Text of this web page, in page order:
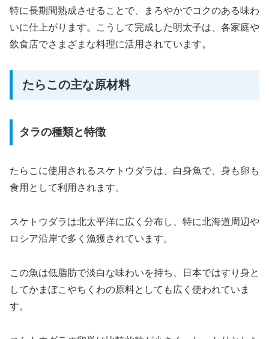
特に長期間熟成させることで、まろやかでコクのある味わ
いに仕上がります。こうして完成した明太子は、各家庭や
飲食店でさまざまな料理に活用されています。
たらこの主な原材料
タラの種類と特徴
たらこに使用されるスケトウダラは、白身魚で、身も卵も
食用として利用されます。
スケトウダラは北太平洋に広く分布し、特に北海道周辺や
ロシア沿岸で多く漁獲されています。
この魚は低脂肪で淡白な味わいを持ち、日本ではすり身と
してかまぼこやちくわの原料としても広く使われていま
す。